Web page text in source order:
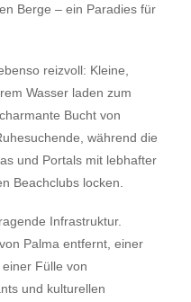
Berge – ein Paradies für
reizvoll: Kleine,
Wasser laden zum
Bucht von
während die
und Portals mit lebhafter
Beachclubs locken.
Infrastruktur.
Palma entfernt, einer
Fülle von
und kulturellen